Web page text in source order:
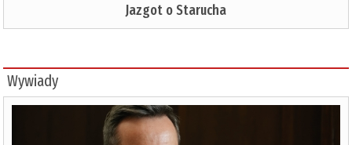
Jazgot o Starucha
Wywiady